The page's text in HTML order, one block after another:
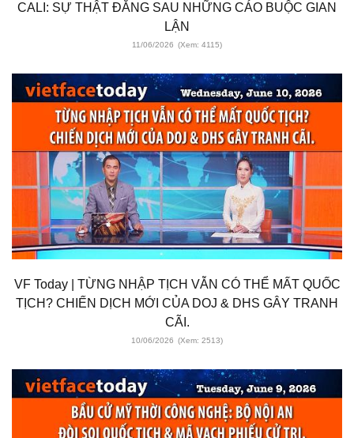
CALI: SỰ THẬT ĐẰNG SAU NHỮNG CÁO BUỘC GIAN
LẬN
11/06/2026 (Xem: 4115)
VF Today | TỪNG NHẬP TỊCH VẪN CÓ THỂ MẤT QUỐC
TỊCH? CHIẾN DỊCH MỚI CỦA DOJ & DHS GÂY TRANH
CÃI.
10/06/2026 (Xem: 2513)